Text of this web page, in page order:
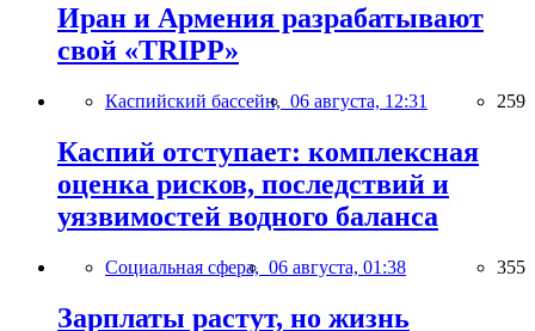
Иран и Армения разрабатывают
свой «TRIPP»
Каспийский бассейн, 06 августа, 12:31 259
Каспий отступает: комплексная
оценка рисков, последствий и
уязвимостей водного баланса
Социальная сфера, 06 августа, 01:38 355
Зарплаты растут, но жизнь